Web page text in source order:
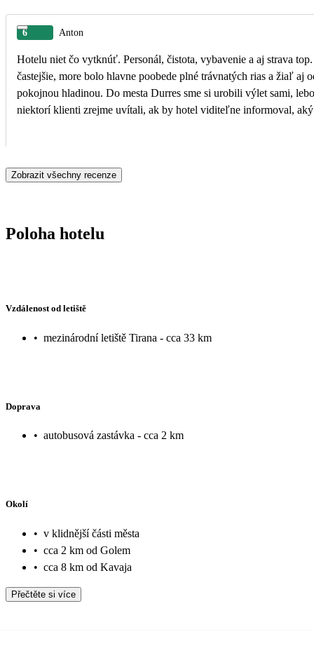
6 Anton
Hotelu niet čo vytknúť. Personál, čistota, vybavenie a aj strava
častejšie, more bolo hlavne poobede plné trávnatých rias a žiaľ aj
pokojnou hladinou. Do mesta Durres sme si urobili výlet sami,
niektorí klienti zrejme uvítali, ak by hotel viditeľne informoval,
Zobrazit všechny recenze
Poloha hotelu
Vzdálenost od letiště
• mezinárodní letiště Tirana - cca 33 km
Doprava
• autobusová zastávka - cca 2 km
Okolí
• v klidnější části města
• cca 2 km od Golem
• cca 8 km od Kavaja
Přečtěte si více